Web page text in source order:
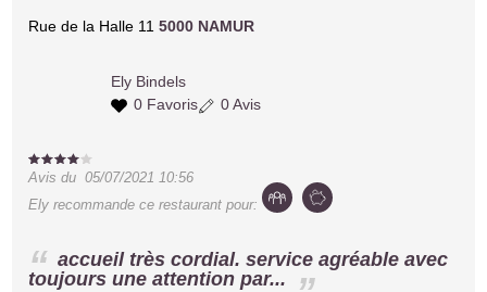
Rue de la Halle 115000 NAMUR
Ely Bindels
0 Favoris
0 Avis
Avis du05/07/2021 10:56
Ely recommande ce restaurant pour:
accueil très cordial. service agréable avec
toujours une attention par...